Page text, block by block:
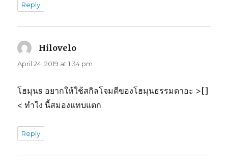
Reply
Hilovelo
April 24, 2019 at 1:34 pm
โฮมุนs อยากให้ใช้สกิลโจมตีของโฮมุนธรรมดาอะ >[]
< ทำใง นี้สมองแทบแตก
Reply